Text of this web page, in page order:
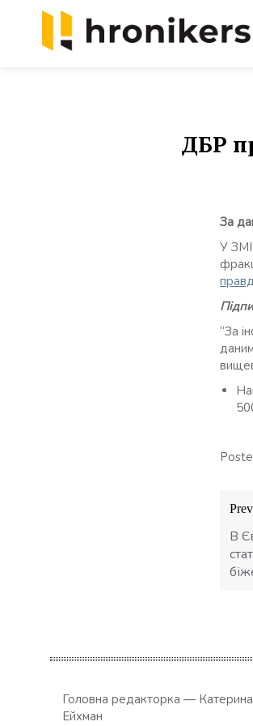
ДБР
За
У ЗМІ
“За
В
Головна редакторка — Катерина
Ейхман